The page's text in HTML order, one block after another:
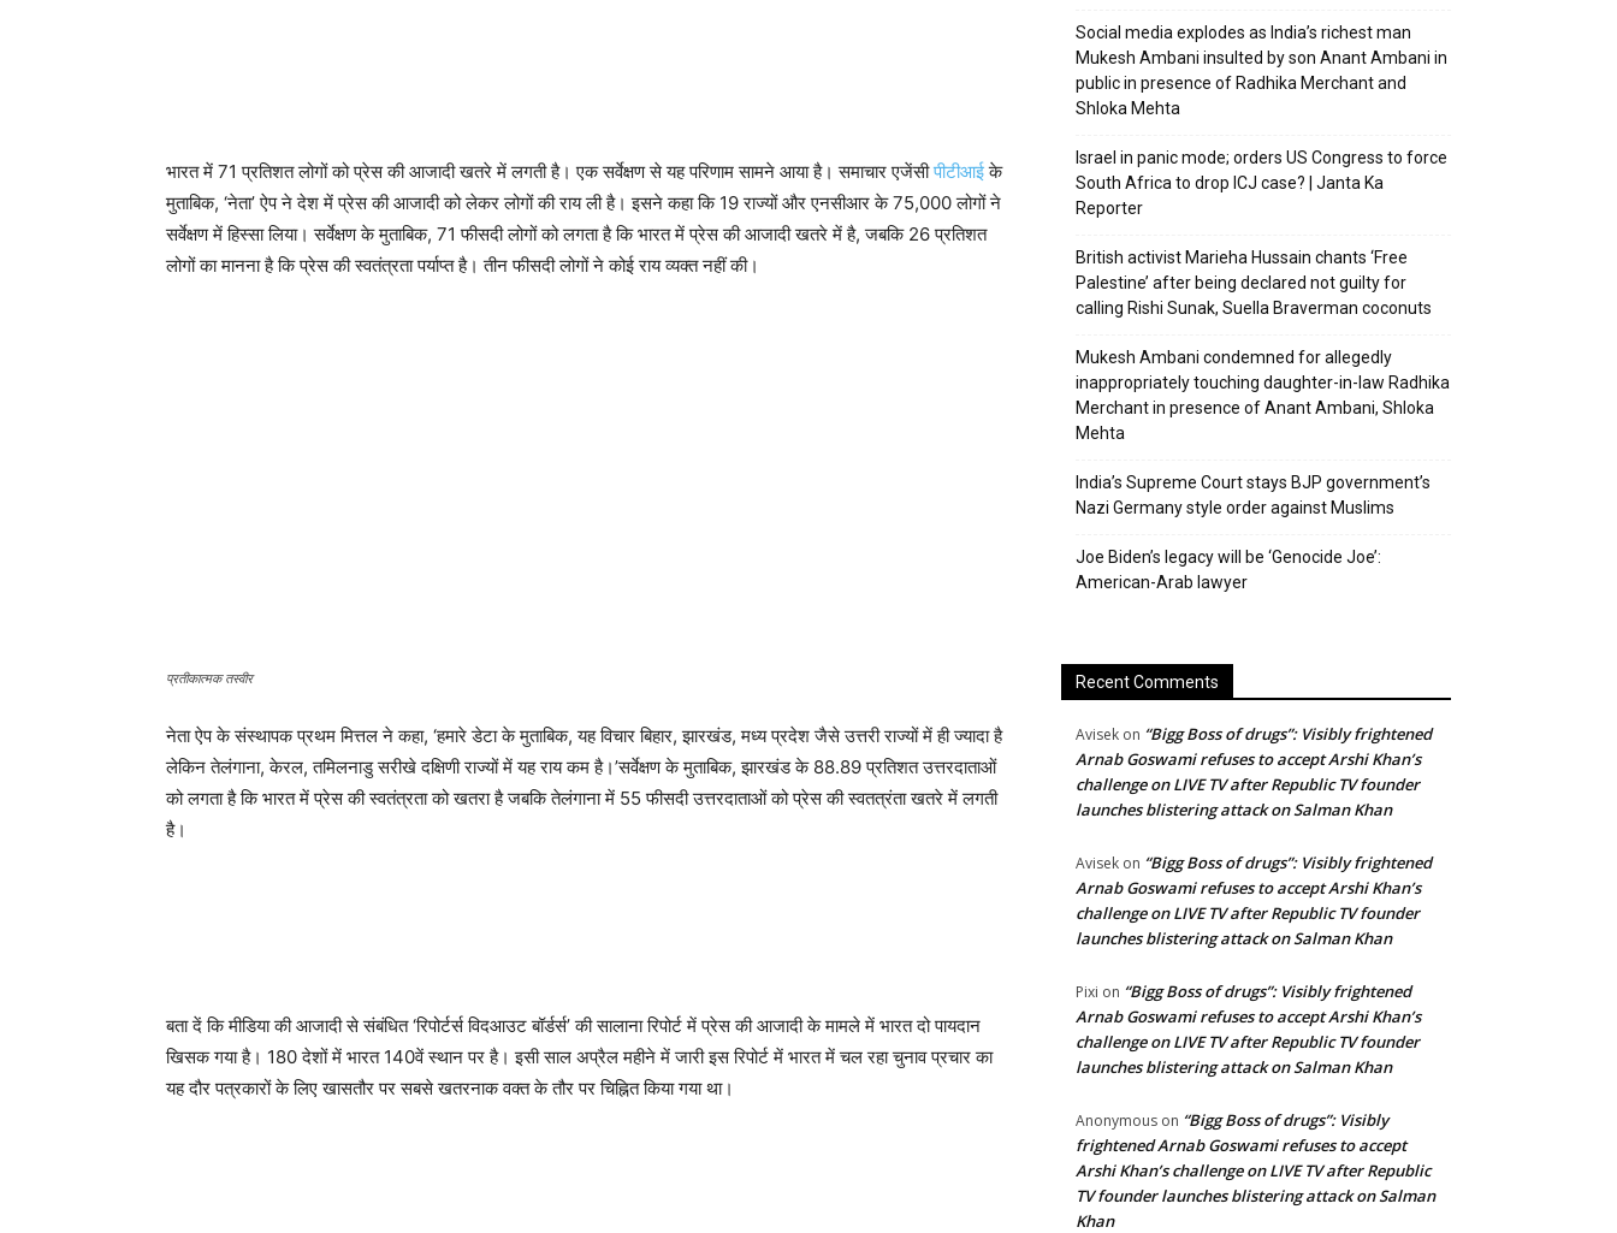
भारत में 71 प्रतिशत लोगों को प्रेस की आजादी खतरे में लगती है। एक सर्वेक्षण से यह परिणाम सामने आया है। समाचार एजेंसीपीटीआईके
मुताबिक, ‘नेता’ ऐप ने देश में प्रेस की आजादी को लेकर लोगों की राय ली है। इसने कहा कि 19 राज्यों और एनसीआर के 75,000 लोगों ने
सर्वेक्षण में हिस्सा लिया। सर्वेक्षण के मुताबिक, 71 फीसदी लोगों को लगता है कि भारत में प्रेस की आजादी खतरे में है, जबकि 26 प्रतिशत
लोगों का मानना है कि प्रेस की स्वतंत्रता पर्याप्त है। तीन फीसदी लोगों ने कोई राय व्यक्त नहीं की।
प्रतीकात्मक तस्वीर
नेता ऐप के संस्थापक प्रथम मित्तल ने कहा, ‘हमारे डेटा के मुताबिक, यह विचार बिहार, झारखंड, मध्य प्रदेश जैसे उत्तरी राज्यों में ही ज्यादा है
लेकिन तेलंगाना, केरल, तमिलनाडु सरीखे दक्षिणी राज्यों में यह राय कम है।’सर्वेक्षण के मुताबिक, झारखंड के 88.89 प्रतिशत उत्तरदाताओं
को लगता है कि भारत में प्रेस की स्वतंत्रता को खतरा है जबकि तेलंगाना में 55 फीसदी उत्तरदाताओं को प्रेस की स्वतत्रंता खतरे में लगती
है।
बता दें कि मीडिया की आजादी से संबंधित ‘रिपोर्टर्स विदआउट बॉर्डर्स’ की सालाना रिपोर्ट में प्रेस की आजादी के मामले में भारत दो पायदान
खिसक गया है। 180 देशों में भारत 140वें स्थान पर है। इसी साल अप्रैल महीने में जारी इस रिपोर्ट में भारत में चल रहा चुनाव प्रचार का
यह दौर पत्रकारों के लिए खासतौर पर सबसे खतरनाक वक्त के तौर पर चिह्नित किया गया था।
Social media explodes as India’s richest man
Mukesh Ambani insulted by son Anant Ambani in
public in presence of Radhika Merchant and
Shloka Mehta
Israel in panic mode; orders US Congress to force
South Africa to drop ICJ case? | Janta Ka
Reporter
British activist Marieha Hussain chants ‘Free
Palestine’ after being declared not guilty for
calling Rishi Sunak, Suella Braverman coconuts
Mukesh Ambani condemned for allegedly
inappropriately touching daughter-in-law Radhika
Merchant in presence of Anant Ambani, Shloka
Mehta
India’s Supreme Court stays BJP government’s
Nazi Germany style order against Muslims
Joe Biden’s legacy will be ‘Genocide Joe’:
American-Arab lawyer
Recent Comments
Avisek on “Bigg Boss of drugs”: Visibly frightened
Arnab Goswami refuses to accept Arshi Khan’s
challenge on LIVE TV after Republic TV founder
launches blistering attack on Salman Khan
Avisek on “Bigg Boss of drugs”: Visibly frightened
Arnab Goswami refuses to accept Arshi Khan’s
challenge on LIVE TV after Republic TV founder
launches blistering attack on Salman Khan
Pixi on “Bigg Boss of drugs”: Visibly frightened
Arnab Goswami refuses to accept Arshi Khan’s
challenge on LIVE TV after Republic TV founder
launches blistering attack on Salman Khan
Anonymous on “Bigg Boss of drugs”: Visibly
frightened Arnab Goswami refuses to accept
Arshi Khan’s challenge on LIVE TV after Republic
TV founder launches blistering attack on Salman
Khan